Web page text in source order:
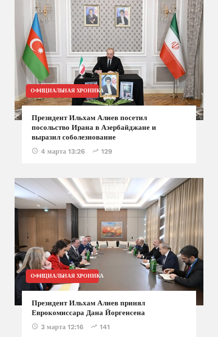
ОФИЦИАЛЬНАЯ ХРОНИКА
Президент Ильхам Алиев посетил
посольство Ирана в Азербайджане и
выразил соболезнование
4 марта 13:26 129
ОФИЦИАЛЬНАЯ ХРОНИКА
Президент Ильхам Алиев принял
Еврокомиссара Дана Йоргенсена
3 марта 12:16 141